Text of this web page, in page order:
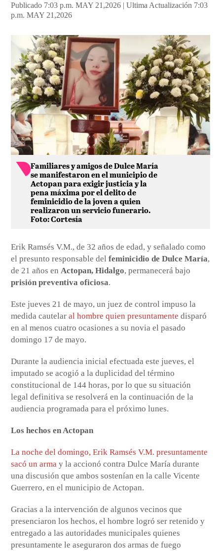
Publicado 7:03 p.m. MAY 21,2026 | Ultima Actualización 7:03
p.m. MAY 21,2026
Familiares y amigos de Dulce María
se manifestaron en el municipio de
Actopan para exigir justicia y la
pena máxima por el delito de
feminicidio de la joven a quien
realizaron un servicio funerario.
Foto: Cortesía
Erik Ramsés V.M., de 32 años de edad, y señalado como
el presunto responsable delfeminicidio de Dulce María,
de 21 años enActopan, Hidalgo, permanecerá bajo
prisión preventiva oficiosa.
Este jueves 21 de mayo, un juez de control impuso la
medida cautelaral hombre quien presuntamente disparó
en al menos cuatro ocasiones a su novia el pasado
domingo 17 de mayo.
Durante la audiencia inicial efectuada este jueves, el
imputado se acogió a la duplicidad del término
constitucional de 144 horas, por lo que su situación
legal definitiva se resolverá en la continuación de la
audiencia programada para el próximo lunes.
Los hechos en Actopan
La noche del domingo, Erik Ramsés V.M. presuntamente
sacó un arma y la accionó contra Dulce María durante
una discusión que ambos sostenían en la calle Vicente
Guerrero, en el municipio de Actopan.
Gracias a la intervención de algunos vecinos que
presenciaron los hechos, el hombre logró ser retenido y
entregado a las autoridades municipales quienes
presuntamente le aseguraron dos armas de fuego